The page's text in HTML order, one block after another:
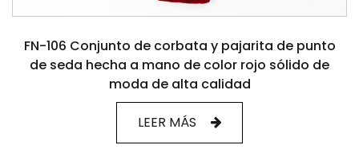
FN-106 Conjunto de corbata y pajarita de punto
de seda hecha a mano de color rojo sólido de
moda de alta calidad
LEER MÁS